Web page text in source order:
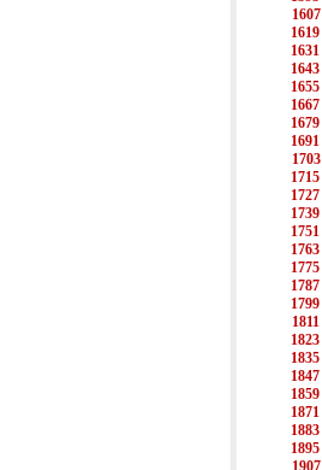
1607
1619
1631
1643
1655
1667
1679
1691
1703
1715
1727
1739
1751
1763
1775
1787
1799
1811
1823
1835
1847
1859
1871
1883
1895
1907